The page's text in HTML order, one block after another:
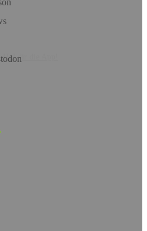
Hol dir die App!